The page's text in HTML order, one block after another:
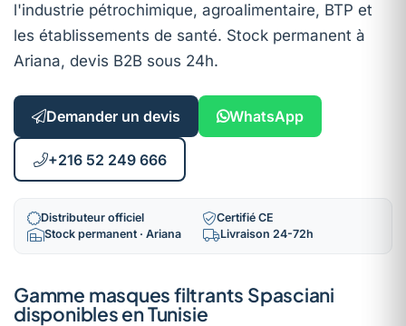
l'industrie pétrochimique, agroalimentaire, BTP et
les établissements de santé. Stock permanent à
Ariana, devis B2B sous 24h.
Demander un devis WhatsApp
+216 52 249 666
Distributeur officiel
Certifié CE
Stock permanent · Ariana
Livraison 24-72h
Gamme masques filtrants Spasciani
disponibles en Tunisie